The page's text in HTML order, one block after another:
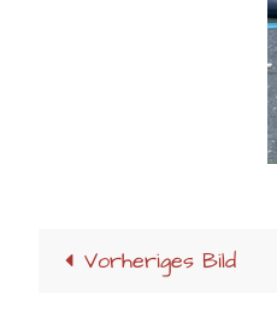
Vorheriges Bild